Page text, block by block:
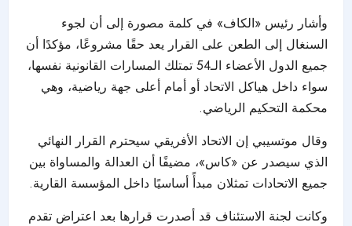
وأشار رئيس «الكاف» في كلمة مصورة إلى أن لجوء
السنغال إلى الطعن على القرار يعد حقًا مشروعًا، مؤكدًا أن
جميع الدول الأعضاء الـ54 تمتلك المسارات القانونية نفسها،
سواء داخل هياكل الاتحاد أو أمام أعلى جهة رياضية، وهي
محكمة التحكيم الرياضي.
وقال موتسيبي إن الاتحاد الأفريقي سيحترم القرار النهائي
الذي سيصدر عن «كاس»، مضيفًا أن العدالة والمساواة بين
جميع الاتحادات تمثلان مبدأً أساسيًا داخل المؤسسة القارية.
وكانت لجنة الاستئناف قد أصدرت قرارها بعد اعتراض تقدم